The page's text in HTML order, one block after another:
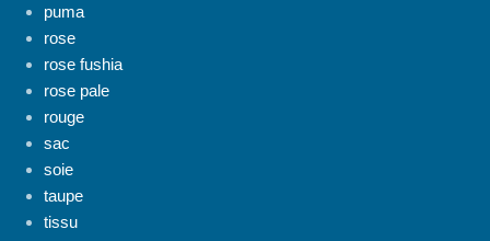
puma
rose
rose fushia
rose pale
rouge
sac
soie
taupe
tissu